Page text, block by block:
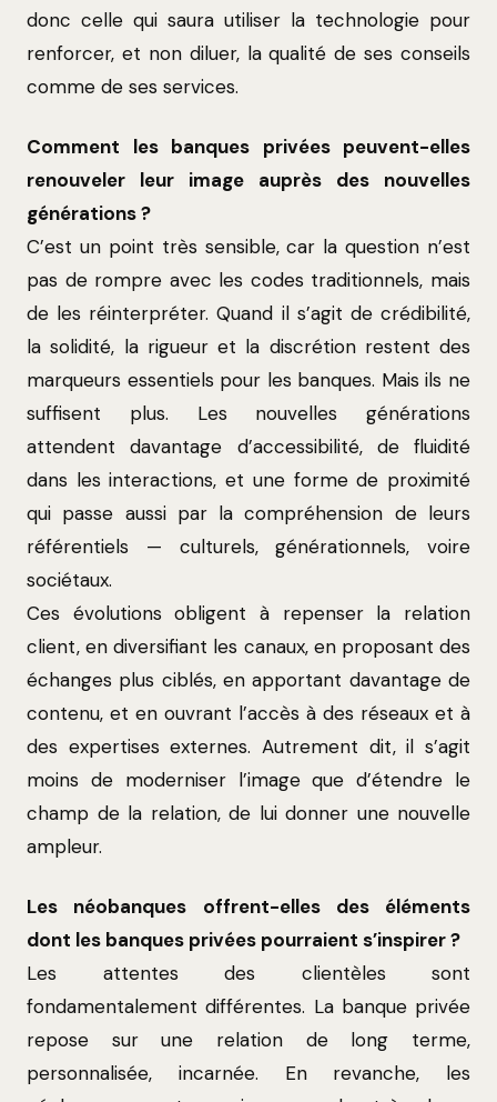
donc celle qui saura utiliser la technologie pour
renforcer, et non diluer, la qualité de ses conseils
comme de ses services.
Comment les banques privées peuvent-elles
renouveler leur image auprès des nouvelles
générations ?
C’est un point très sensible, car la question n’est
pas de rompre avec les codes traditionnels, mais
de les réinterpréter. Quand il s’agit de crédibilité,
la solidité, la rigueur et la discrétion restent des
marqueurs essentiels pour les banques. Mais ils ne
suffisent plus. Les nouvelles générations
attendent davantage d’accessibilité, de fluidité
dans les interactions, et une forme de proximité
qui passe aussi par la compréhension de leurs
référentiels — culturels, générationnels, voire
sociétaux.
Ces évolutions obligent à repenser la relation
client, en diversifiant les canaux, en proposant des
échanges plus ciblés, en apportant davantage de
contenu, et en ouvrant l’accès à des réseaux et à
des expertises externes. Autrement dit, il s’agit
moins de moderniser l’image que d’étendre le
champ de la relation, de lui donner une nouvelle
ampleur.
Les néobanques offrent-elles des éléments
dont les banques privées pourraient s’inspirer ?
Les attentes des clientèles sont
fondamentalement différentes. La banque privée
repose sur une relation de long terme,
personnalisée, incarnée. En revanche, les